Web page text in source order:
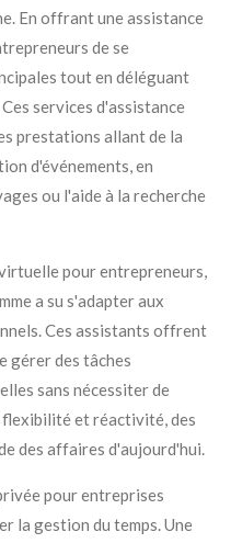
En offrant une assistance
de se
tout en déléguant
services d'assistance
prestations allant de la
d'événements, en
ou l'aide à la recherche
pour entrepreneurs,
a su s'adapter aux
Ces assistants offrent
gérer des tâches
sans nécessiter de
et réactivité, des
des affaires d'aujourd'hui.
pour entreprises
la gestion du temps. Une